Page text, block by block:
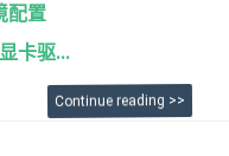
配置
卡驱...
Continue reading >>